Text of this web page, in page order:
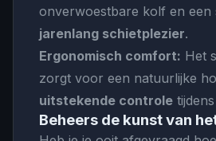
onverwoestbare kolf en
jarenlang schietplezier.
Ergonomisch comfort: Het
zorgt voor een natuurlijke
uitstekende controle
Beheers de kunst van